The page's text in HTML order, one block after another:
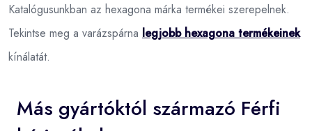
Katalógusunkban az hexagona márka termékei szerepelnek.
Tekintse meg a varázspárna legjobb hexagona termékeinek
kínálatát.
Más gyártóktól származó Férfi